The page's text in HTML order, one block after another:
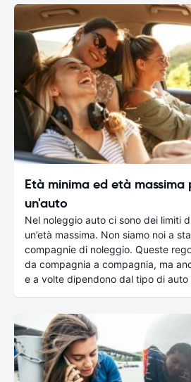
Età minima ed età massima
un'auto
Nel noleggio auto ci sono dei limiti
un’età massima. Non siamo noi a
compagnie di noleggio. Queste
da compagnia a compagnia, ma
e a volte dipendono dal tipo di auto